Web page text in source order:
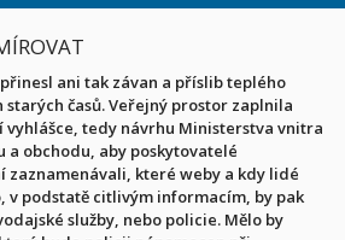
ani tak závan a příslib teplého
starých časů. Veřejný prostor zaplnila
vyhlášce, tedy návrhu Ministerstva vnitra
a obchodu, aby poskytovatelé
které weby a kdy lidé
v podstatě citlivým informacím, by pak
služby, nebo policie. Mělo by